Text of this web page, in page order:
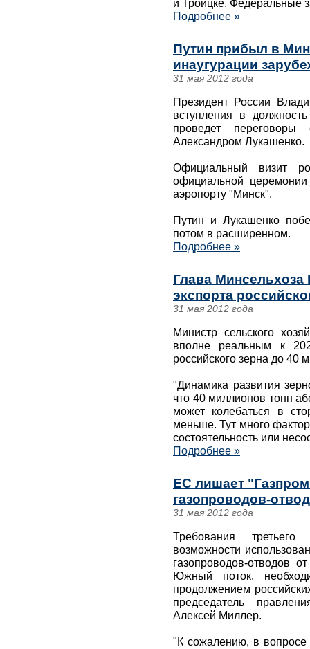
и Троицке. Федеральные
Подробнее »
Путин прибыл в
инаугурации
31 мая 2012 года
Президент России
вступления в
проведет
Александром Лукашенко.
Официальный визит
официальной
аэропорту "Минск".
Путин и Лукашенко
потом в расширенном.
Подробнее »
Глава
экспорта
31 мая 2012 года
Министр сельского
вполне реальным к
российского зерна до 40
"Динамика развития
что 40 миллионов тонн
может колебаться в
меньше. Тут много
состоятельность или
Подробнее »
ЕС лишает
газопроводов-
31 мая 2012 года
Требования
возможности
газопроводов-отводов
Южный поток,
продолжением
председатель
Алексей Миллер.
"К сожалению, в вопросе